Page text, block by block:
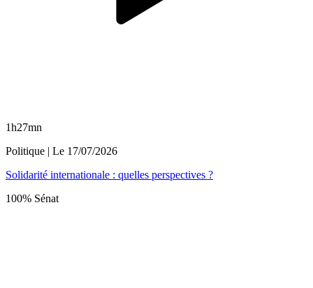
1h27mn
Politique | Le 17/07/2026
Solidarité internationale : quelles perspectives ?
100% Sénat